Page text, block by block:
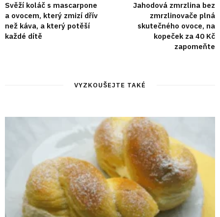
Svěží koláč s mascarpone
a ovocem, který zmizí dřív
než káva, a který potěší
každé dítě
Jahodová zmrzlina bez
zmrzlinovače plná
skutečného ovoce, na
kopeček za 40 Kč
zapomeňte
VYZKOUŠEJTE TAKÉ